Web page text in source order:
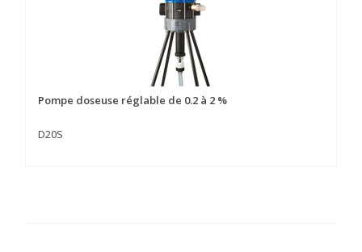
Pompe doseuse réglable de 0.2 à 2 %
D20S